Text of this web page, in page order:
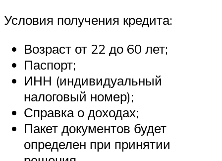
Условия получения кредита:
Возраст от 22 до 60 лет;
Паспорт;
ИНН (индивидуальный
налоговый номер);
Справка о доходах;
Пакет документов будет
определен при принятии